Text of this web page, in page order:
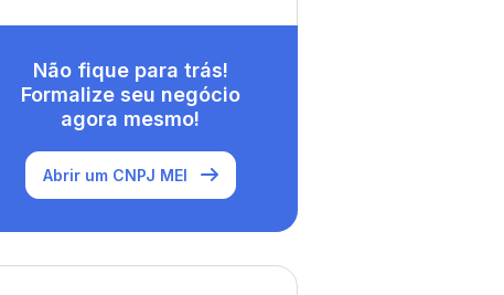
Não fique para trás!
Formalize seu negócio
agora mesmo!
Abrir um CNPJ MEI